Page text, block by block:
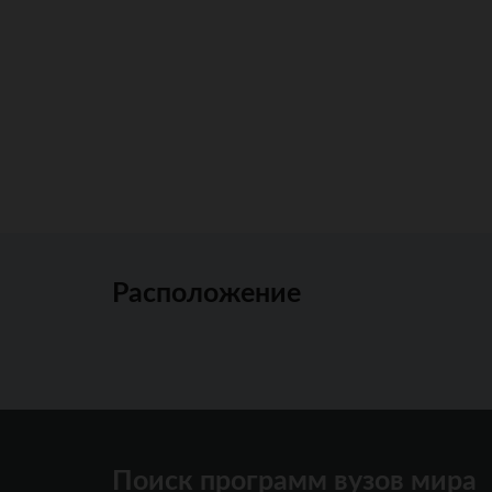
Расположение
Поиск программ вузов мира